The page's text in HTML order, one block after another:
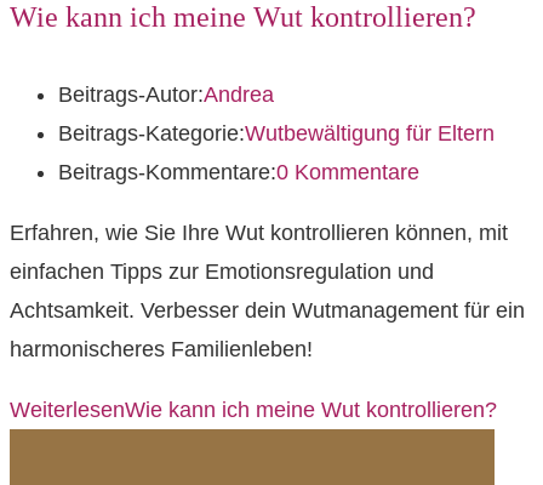
Wie kann ich meine Wut kontrollieren?
Beitrags-Autor:Andrea
Beitrags-Kategorie:Wutbewältigung für Eltern
Beitrags-Kommentare:0 Kommentare
Erfahren, wie Sie Ihre Wut kontrollieren können, mit
einfachen Tipps zur Emotionsregulation und
Achtsamkeit. Verbesser dein Wutmanagement für ein
harmonischeres Familienleben!
WeiterlesenWie kann ich meine Wut kontrollieren?